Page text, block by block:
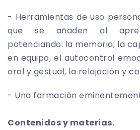
- Herramientas de uso
que se añaden al
potenciando: la memoria, la
en equipo, el autocontrol
oral y gestual, la relajación y
- Una formación
Contenidos y materias.